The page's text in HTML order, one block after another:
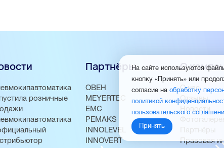
розничные
Партнёры
ОВЕН
MEYERTEC
EMC
PEMAKS
INNOLEVEL
INNOVERT
О
О нас
Отзывы
Новости
Партнёры
Правовая
На сайте используются
кнопку «Принять» или
согласие на обработку
политикой
пользовательского
Принять